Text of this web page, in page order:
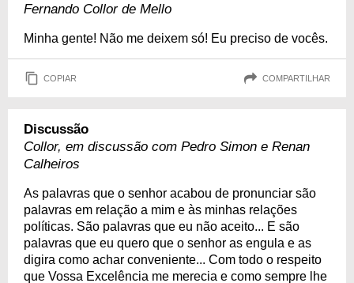
Fernando Collor de Mello
Minha gente! Não me deixem só! Eu preciso de vocês.
COPIAR COMPARTILHAR
Discussão
Collor, em discussão com Pedro Simon e Renan
Calheiros
As palavras que o senhor acabou de pronunciar são
palavras em relação a mim e às minhas relações
políticas. São palavras que eu não aceito... E são
palavras que eu quero que o senhor as engula e as
digira como achar conveniente... Com todo o respeito
que Vossa Excelência me merecia e como sempre lhe